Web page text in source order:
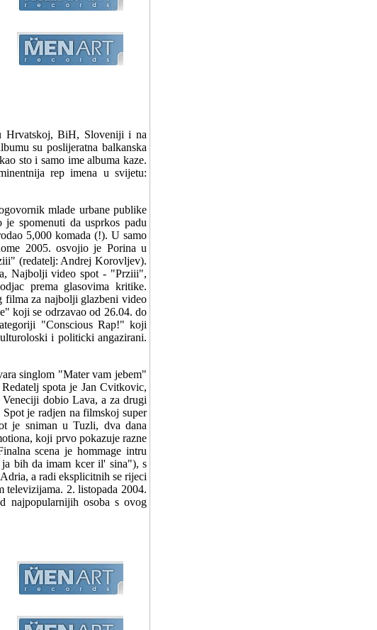
Hrvatskoj, BiH, Sloveniji i na
su poslijeratna balkanska
sto i samo ime albuma kaze.
rep imena u svijetu:
mlade urbane publike
spomenuti da usprkos padu
5,000 komada (!). U samo
2005. osvojio je Porina u
(redatelj: Andrej Korovljev).
Najbolji video spot - "Prziii",
prema glasovima kritike.
filma za najbolji glazbeni video
koji se odrzavao od 26.04. do
"Conscious Rap!" koji
i politicki angazirani.
singlom "Mater vam jebem"
spota je Jan Cvitkovic,
dobio Lava, a za drugi
je radjen na filmskoj super
je sniman u Tuzli, dva dana
koji prvo pokazuje razne
scena je hommage intru
bih da imam kcer il' sina"), s
a radi eksplicitnih se rijeci
2. listopada 2004.
najpopularnijih osoba s ovog